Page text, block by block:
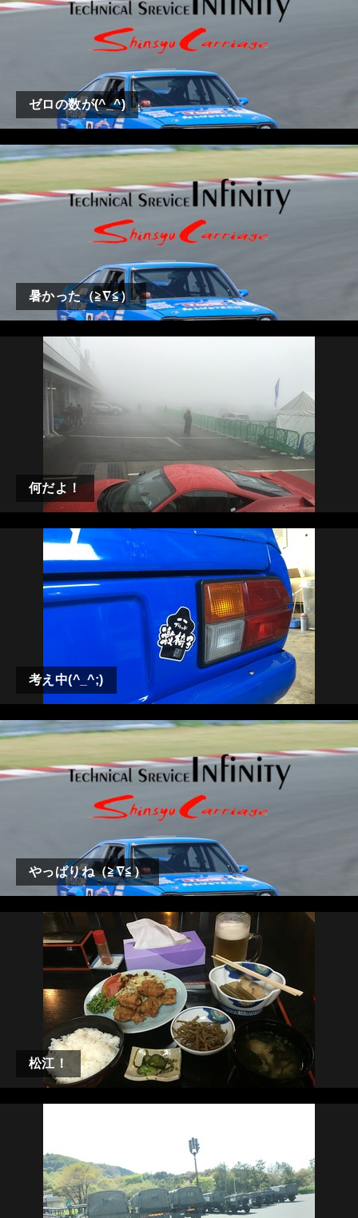
ゼロの数が(^_^)
暑かった（≧∇≦）
何だよ！
考え中(^_^;)
やっぱりね（≧∇≦）
松江！